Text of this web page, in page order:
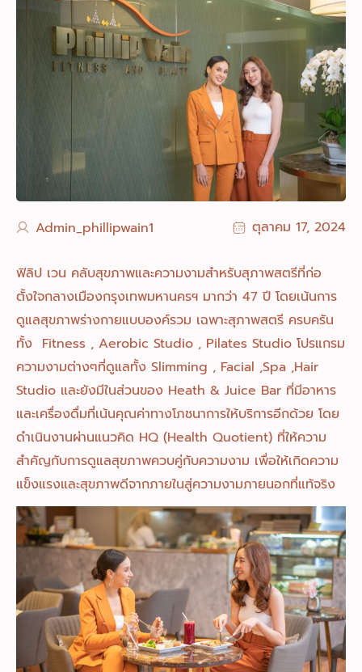
Admin_phillipwain1 ตุลาคม 17, 2024
ฟิลิป เวน คลับสุขภาพและความงามสำหรับสุภาพสตรีที่ก่อ
ตั้งใจกลางเมืองกรุงเทพมหานครฯ มากว่า 47 ปี โดยเน้นการ
ดูแลสุขภาพร่างกายแบบองค์รวม เฉพาะสุภาพสตรี ครบครัน
ทั้ง Fitness , Aerobic Studio , Pilates Studio โปรแกรม
ความงามต่างๆที่ดูแลทั้ง Slimming , Facial ,Spa ,Hair
Studio และยังมีในส่วนของ Heath & Juice Bar ที่มีอาหาร
และเครื่องดื่มที่เน้นคุณค่าทางโภชนาการให้บริการอีกด้วย โดย
ดำเนินงานผ่านแนวคิด HQ (Health Quotient) ที่ให้ความ
สำคัญกับการดูแลสุขภาพควบคู่กับความงาม เพื่อให้เกิดความ
แข็งแรงและสุขภาพดีจากภายในสู่ความงามภายนอกที่แท้จริง